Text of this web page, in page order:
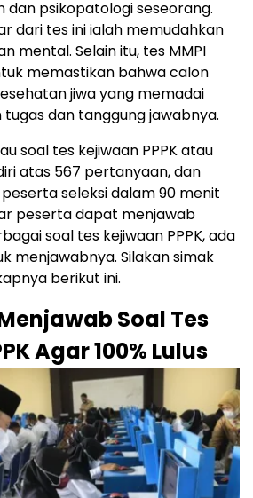
dan psikopatologi seseorang.
dari tes ini ialah memudahkan
mental. Selain itu, tes MMPI
memastikan bahwa calon
jiwa yang memadai
dan tanggung jawabnya.
soal tes kejiwaan PPPK atau
atas 567 pertanyaan, dan
seleksi dalam 90 menit
peserta dapat menjawab
soal tes kejiwaan PPPK, ada
menjawabnya. Silakan simak
berikut ini.
Soal Tes
Agar 100% Lulus